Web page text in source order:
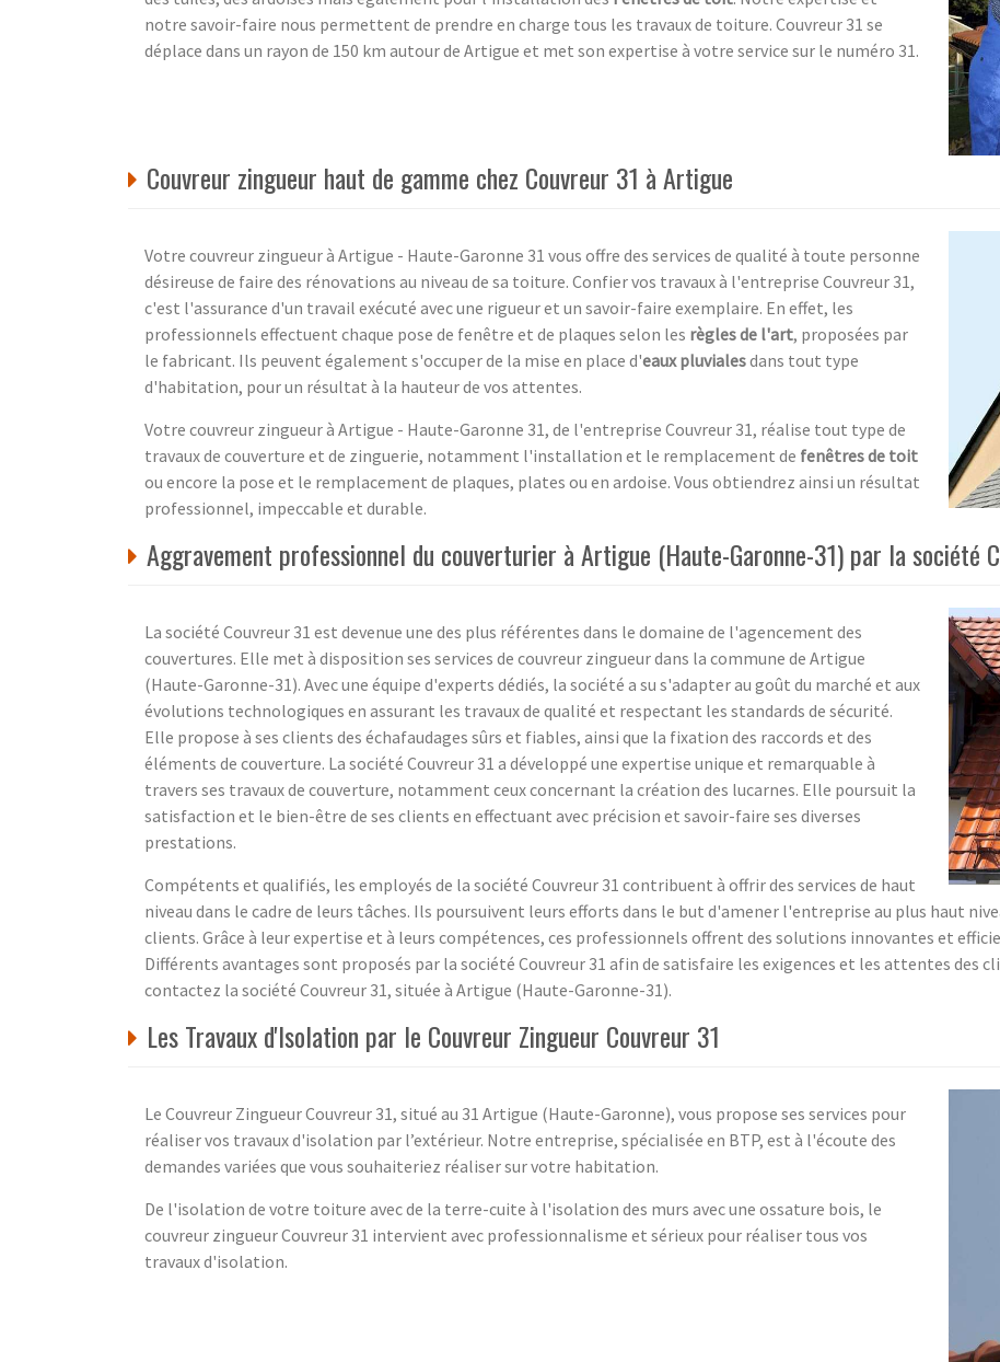
notre savoir-faire nous permettent de prendre en charge tous les travaux de toiture. Couvreur 31 se
déplace dans un rayon de 150 km autour de Artigue et met son expertise à votre service sur le numéro 31.
Couvreur zingueur haut de gamme chez Couvreur 31 à Artigue
Votre couvreur zingueur à Artigue - Haute-Garonne 31 vous offre des services de qualité à toute personne
désireuse de faire des rénovations au niveau de sa toiture. Confier vos travaux à l'entreprise Couvreur 31,
c'est l'assurance d'un travail exécuté avec une rigueur et un savoir-faire exemplaire. En effet, les
professionnels effectuent chaque pose de fenêtre et de plaques selon les règles de l'art, proposées par
le fabricant. Ils peuvent également s'occuper de la mise en place d'eaux pluvialesdans tout type
d'habitation, pour un résultat à la hauteur de vos attentes.
Votre couvreur zingueur à Artigue - Haute-Garonne 31, de l'entreprise Couvreur 31, réalise tout type de
travaux de couverture et de zinguerie, notamment l'installation et le remplacement de fenêtres de toit
ou encore la pose et le remplacement de plaques, plates ou en ardoise. Vous obtiendrez ainsi un résultat
professionnel, impeccable et durable.
Aggravement professionnel du couverturier à Artigue (Haute-Garonne-31) par la société
La société Couvreur 31 est devenue une des plus référentes dans le domaine de l'agencement des
couvertures. Elle met à disposition ses services de couvreur zingueur dans la commune de Artigue
(Haute-Garonne-31). Avec une équipe d'experts dédiés, la société a su s'adapter au goût du marché et aux
évolutions technologiques en assurant les travaux de qualité et respectant les standards de sécurité.
Elle propose à ses clients des échafaudages sûrs et fiables, ainsi que la fixation des raccords et des
éléments de couverture. La société Couvreur 31 a développé une expertise unique et remarquable à
travers ses travaux de couverture, notamment ceux concernant la création des lucarnes. Elle poursuit la
satisfaction et le bien-être de ses clients en effectuant avec précision et savoir-faire ses diverses
prestations.
Compétents et qualifiés, les employés de la société Couvreur 31 contribuent à offrir des services de haut
niveau dans le cadre de leurs tâches. Ils poursuivent leurs efforts dans le but d'amener l'entreprise au plus haut
clients. Grâce à leur expertise et à leurs compétences, ces professionnels offrent des solutions innovantes et
Différents avantages sont proposés par la société Couvreur 31 afin de satisfaire les exigences et les attentes des
contactez la société Couvreur 31, située à Artigue (Haute-Garonne-31).
Les Travaux d'Isolation par le Couvreur Zingueur Couvreur 31
Le Couvreur Zingueur Couvreur 31, situé au 31 Artigue (Haute-Garonne), vous propose ses services pour
réaliser vos travaux d'isolation par l’extérieur. Notre entreprise, spécialisée en BTP, est à l'écoute des
demandes variées que vous souhaiteriez réaliser sur votre habitation.
De l'isolation de votre toiture avec de la terre-cuite à l'isolation des murs avec une ossature bois, le
couvreur zingueur Couvreur 31 intervient avec professionnalisme et sérieux pour réaliser tous vos
travaux d'isolation.